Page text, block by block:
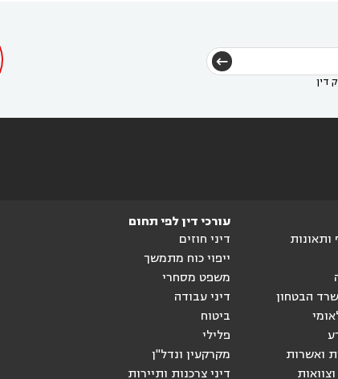
דין
ותאונות
הבטחון
ואשרות
עורכי דין לפי תחום
דיני חוזים
ייפוי כוח מתמשך
משפט מסחרי
דיני עבודה
ביטוח
פלילי
מקרקעין ונדל"ן
דיני צרכנות ותיירות